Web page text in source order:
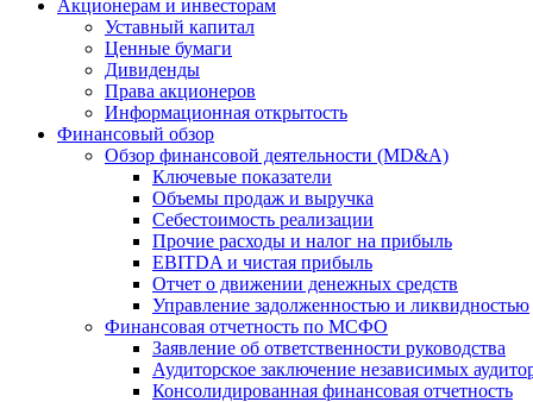
Акционерам и инвесторам
Уставный капитал
Ценные бумаги
Дивиденды
Права акционеров
Информационная открытость
Финансовый обзор
Обзор финансовой деятельности (MD&A)
Ключевые показатели
Объемы продаж и выручка
Себестоимость реализации
Прочие расходы и налог на прибыль
EBITDA и чистая прибыль
Отчет о движении денежных средств
Управление задолженностью и ликвидностью
Финансовая отчетность по МСФО
Заявление об ответственности руководства
Аудиторское заключение независимых
Консолидированная финансовая отчетность